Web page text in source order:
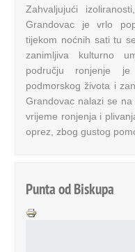
Zahvaljujući
Grandovac je vrlo
tijekom noćnih sati tu
zanimljiva kulturno
području ronjenje
podmorskog života i
Grandovac nalazi se
vrijeme ronjenja i
oprez, zbog gustog
Punta od Biskupa